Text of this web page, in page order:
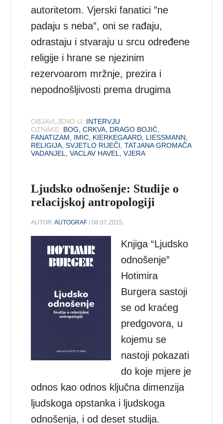
autoritetom. Vjerski fanatici ”ne
padaju s neba”, oni se rađaju,
odrastaju i stvaraju u srcu određene
religije i hrane se njezinim
rezervoarom mržnje, prezira i
nepodnošljivosti prema drugima
OBJAVLJENO U: INTERVJU
OZNAKE: BOG ,CRKVA DRAGO BOJIĆ
FANATIZAM
IMIC KIERKEGAARD LIESSMANN
RELIGIJA ,SVJETLO RIJEČI ,TATJANA GROMAČA
VADANJEL
,VACLAV HAVEL ,VJERA
Ljudsko odnošenje: Studije o
relacijskoj antropologiji
AUTOR:AUTOGRAF / 08.07.2015.
Knjiga “Ljudsko
odnošenje”
Hotimira
Burgera sastoji
se od kraćeg
predgovora, u
kojemu se
nastoji pokazati
do koje mjere je
odnos kao odnos ključna dimenzija
ljudskoga opstanka i ljudskoga
odnošenja, i od deset studija.